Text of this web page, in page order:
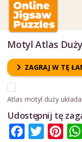
Motyl Atlas Duży
ZAGRAJ W TĘ
Atlas motyl duży
Udostępnij tę